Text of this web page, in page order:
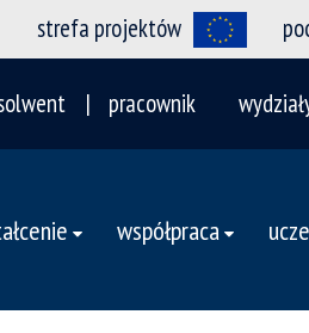
strefa projektów
pracownik
współpraca